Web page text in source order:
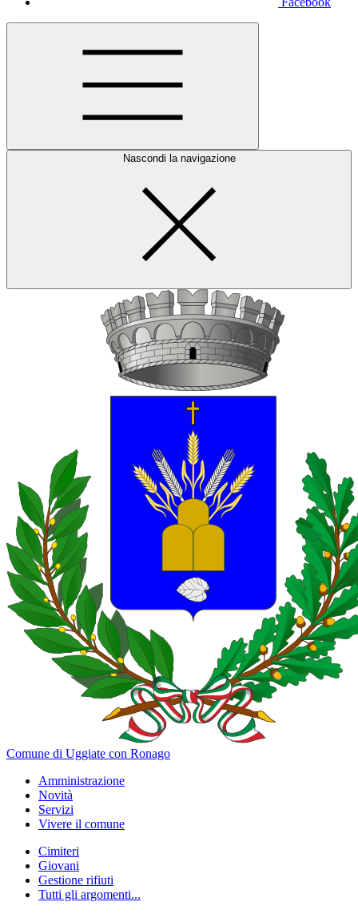
Nascondi la navigazione
Comune di Uggiate con Ronago
Amministrazione
Novità
Servizi
Vivere il comune
Cimiteri
Giovani
Gestione rifiuti
Tutti gli argomenti...